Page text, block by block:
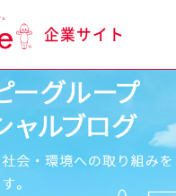
企業サイト